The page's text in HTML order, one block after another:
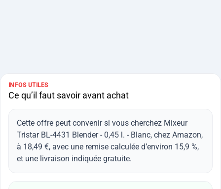
INFOS UTILES
Ce qu’il faut savoir avant achat
Cette offre peut convenir si vous cherchez Mixeur
Tristar BL-4431 Blender - 0,45 l. - Blanc, chez Amazon,
à 18,49 €, avec une remise calculée d’environ 15,9 %,
et une livraison indiquée gratuite.